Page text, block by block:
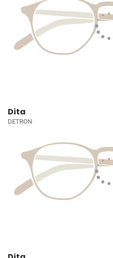
Dita
DETRON